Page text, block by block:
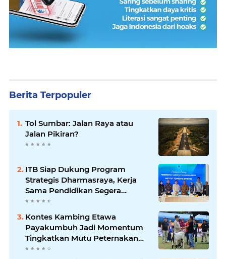
Berita Terpopuler
Tol Sumbar: Jalan Raya atau
Jalan Pikiran?
ITB Siap Dukung Program
Strategis Dharmasraya, Kerja
Sama Pendidikan Segera
Difinalkan
Kontes Kambing Etawa
Payakumbuh Jadi Momentum
Tingkatkan Mutu Peternakan
Lokal